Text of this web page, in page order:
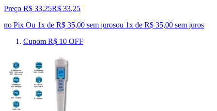
Preço R$ 33,25R$ 33,25
no Pix Ou 1x de R$ 35,00 sem jurosou 1x de R$ 35,00 sem juros
Cupom R$ 10 OFF